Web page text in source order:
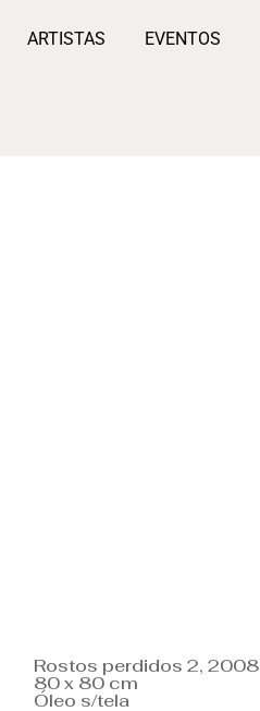
ARTISTAS EVENTOS
Rostos perdidos 2, 2008
80 x 80 cm
Óleo s/tela